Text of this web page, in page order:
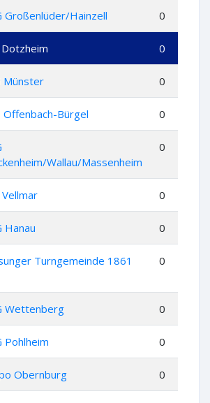
Großenlüder/Hainzell 0
Dotzheim 0
Münster 0
Offenbach-Bürgel 0
Wallau/Massenheim
0
Vellmar 0
Hanau 0
Turngemeinde 1861
0
Wettenberg 0
Pohlheim 0
Obernburg 0